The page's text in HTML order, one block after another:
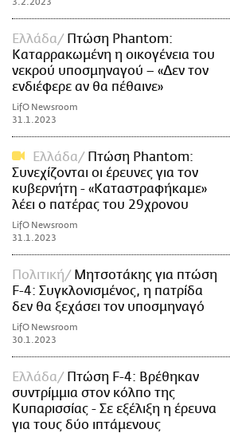
Ελλάδα
Πτώση Phantom:
Καταρρακωμένη η οικογένεια του
νεκρού υποσμηναγού – «Δεν τον
ενδιέφερε αν θα πέθαινε»
LifO Newsroom
31.1.2023
Ελλάδα
Πτώση Phantom:
Συνεχίζονται οι έρευνες για τον
κυβερνήτη - «Καταστραφήκαμε»
λέει ο πατέρας του 29χρονου
LifO Newsroom
31.1.2023
Πολιτική
Μητσοτάκης για πτώση
F-4: Συγκλονισμένος, η πατρίδα
δεν θα ξεχάσει τον υποσμηναγό
LifO Newsroom
30.1.2023
Ελλάδα
Πτώση F-4: Βρέθηκαν
συντρίμμια στον κόλπο της
Κυπαρισσίας - Σε εξέλιξη η έρευνα
για τους δύο ιπτάμενους